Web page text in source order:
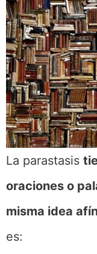
La parastasis
oraciones o
misma idea
es: